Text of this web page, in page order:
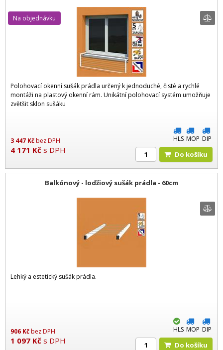
Polohovací okenní sušák prádla určený k jednoduché, čisté a rychlé
montáži na plastový okenní rám. Unikátní polohovací systém umožňuje
zvětšit sklon sušáku
3 447 Kčbez DPH
4 171 Kč s DPH
Na objednávku
HLS MOP DIP
Do košíku
Balkónový - lodžiový sušák prádla - 60cm
Lehký a estetický sušák prádla.
906 Kčbez DPH
1 097 Kč s DPH
HLS MOP DIP
Do košíku